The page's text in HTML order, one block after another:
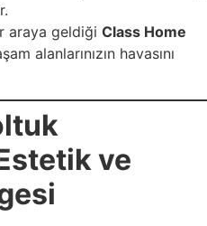
araya geldiği Class Home
alanlarınızın havasını
ve